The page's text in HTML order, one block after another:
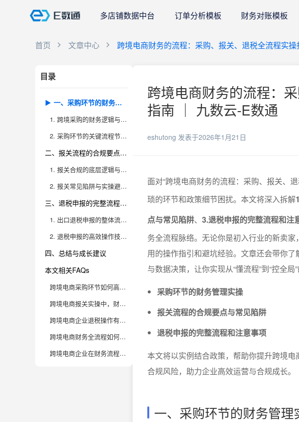
多店铺数据中台 订单分析模板 财务对账模板
首页 文章中心 跨境电商财务的流程：采购、报关、退税全流程实操
目录
一、采购环节的财务管理实操
1. 跨境采购的财务逻辑与成本控制全景
2. 采购环节的关键流程节点与实操建议
二、报关流程的合规要点与常见陷阱
1. 报关合规的底层逻辑与关键单证
2. 报关常见陷阱与实操避坑指南
三、退税申报的完整流程和注意事项
1. 出口退税申报的整体流程和关键节点
2. 退税申报的高效操作技巧与合规建议
四、总结与成长建议
本文相关FAQs
跨境电商采购环节如何高效管理，避免财务风险？
跨境电商报关实操中，财务人员需要关注哪些关键细节？
跨境电商企业退税操作有哪些常见误区，如何提高退税成功率？
跨境电商财务全流程如何实现数据透明和高效协同？
跨境电商企业在财务流程数字化转型中，面临哪些挑战与应对策略？
跨境电商财务的流程：
指南 ｜ 九数云-E数通
eshutong 发表于2026年1月21日
面对“跨境电商财务的流程：采购、报关、
琐的环节和政策细节困扰。本文将深入拆解
点与常见陷阱、 3.退税申报的完整流程和注
务全流程脉络。无论你是初入行业的新卖
用的操作指引和避坑经验。文章还会带你
与数据决策，让你实现从“懂流程”到“控全局”
采购环节的财务管理实操
报关流程的合规要点与常见陷阱
退税申报的完整流程和注意事项
本文将以实例结合政策，帮助你提升跨境
合规风险，助力企业高效运营与合规成长。
一、采购环节的财务管理